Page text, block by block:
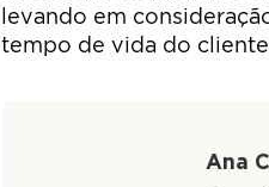
levando em
tempo de vida do
Ana